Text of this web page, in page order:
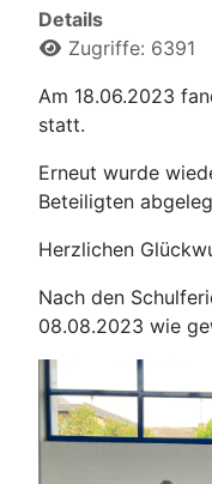
Details
Zugriffe: 6391
Am 18.06.2023
statt.
Erneut wurde
Beteiligten
Herzlichen
Nach den
08.08.2023 wie